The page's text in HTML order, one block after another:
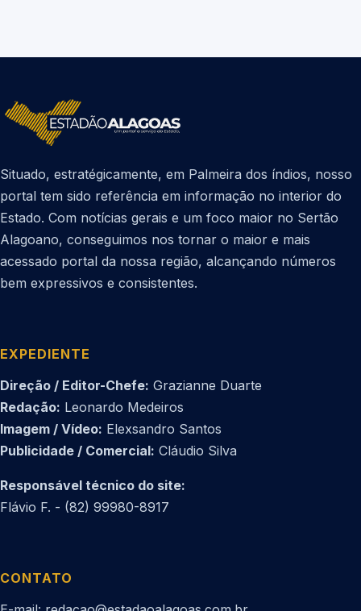
Situado, estratégicamente, em Palmeira dos índios, nosso
portal tem sido referência em informação no interior do
Estado. Com notícias gerais e um foco maior no Sertão
Alagoano, conseguimos nos tornar o maior e mais
acessado portal da nossa região, alcançando números
bem expressivos e consistentes.
EXPEDIENTE
Direção / Editor-Chefe: Grazianne Duarte
Redação: Leonardo Medeiros
Imagem / Vídeo: Elexsandro Santos
Publicidade / Comercial: Cláudio Silva
Responsável técnico do site:
Flávio F. - (82) 99980-8917
CONTATO